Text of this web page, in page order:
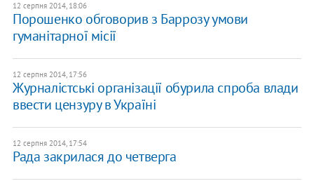
12 серпня 2014, 18:06
Порошенко обговорив з Баррозу умови
гуманітарної місії
12 серпня 2014, 17:56
Журналістські організації обурила спроба влади
ввести цензуру в Україні
12 серпня 2014, 17:54
Рада закрилася до четверга